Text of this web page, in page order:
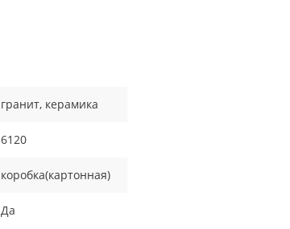
гранит, керамика
6120
коробка(картонная)
Да